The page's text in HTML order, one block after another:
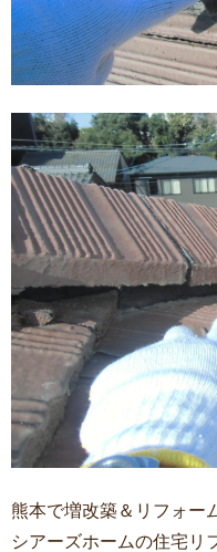
熊本で増改築＆リフォー
シアーズホームの住宅リ